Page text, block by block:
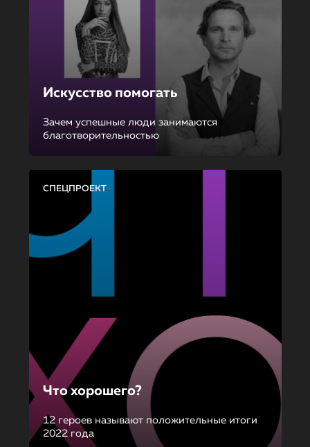
Искусство помогать
Зачем успешные люди занимаются
благотворительностью
СПЕЦПРОЕКТ
Что хорошего?
12 героев называют положительные итоги
2022 года